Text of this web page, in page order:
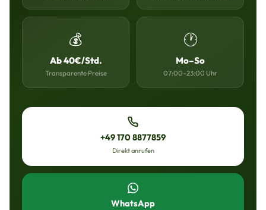
💰
Ab 40€/Std.
Transparente Preise
🕐
Mo–So
07:00–23:00 Uhr
+49 170 8877859
Direkt anrufen
WhatsApp